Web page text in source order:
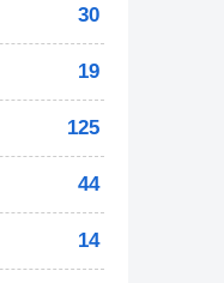
30
19
125
44
14